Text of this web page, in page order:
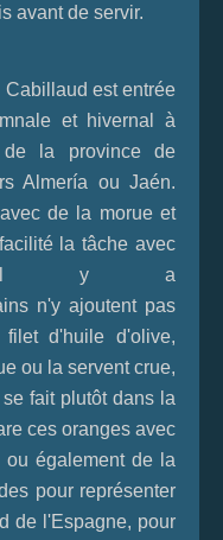
avant de servir.
Cabillaud est entrée
et hivernal à
de la province de
Almería ou Jaén.
de la morue et
la tâche avec
Il y a
n'y ajoutent pas
d'huile d'olive,
ou la servent crue,
fait plutôt dans la
ces oranges avec
également de la
pour représenter
de l'Espagne, pour